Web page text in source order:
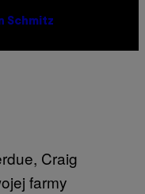
Schmitz
Craig
farmy